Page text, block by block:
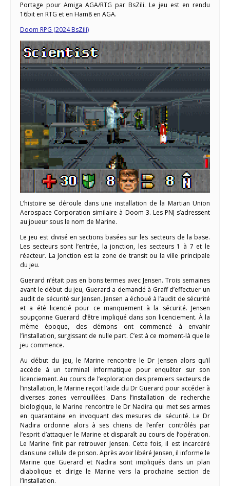
Portage pour Amiga AGA/RTG par BsZili. Le jeu est en rendu
16bit en RTG et en Ham8 en AGA.
Doom RPG (2024 BsZili)
L’histoire se déroule dans une installation de la Martian Union
Aerospace Corporation similaire à Doom 3. Les PNJ s’adressent
au joueur sous le nom de Marine.
Le jeu est divisé en sections basées sur les secteurs de la base.
Les secteurs sont l’entrée, la jonction, les secteurs 1 à 7 et le
réacteur. La Jonction est la zone de transit ou la ville principale
du jeu.
Guerard n’était pas en bons termes avec Jensen. Trois semaines
avant le début du jeu, Guerard a demandé à Graff d’effectuer un
audit de sécurité sur Jensen. Jensen a échoué à l’audit de sécurité
et a été licencié pour ce manquement à la sécurité. Jensen
soupçonne Guerard d’être impliqué dans son licenciement. À la
même époque, des démons ont commencé à envahir
l’installation, surgissant de nulle part. C’est à ce moment-là que le
jeu commence.
Au début du jeu, le Marine rencontre le Dr Jensen alors qu’il
accède à un terminal informatique pour enquêter sur son
licenciement. Au cours de l’exploration des premiers secteurs de
l’installation, le Marine reçoit l’aide du Dr Guerard pour accéder à
diverses zones verrouillées. Dans l’installation de recherche
biologique, le Marine rencontre le Dr Nadira qui met ses armes
en quarantaine en invoquant des mesures de sécurité. Le Dr
Nadira ordonne alors à ses chiens de l’enfer contrôlés par
l’esprit d’attaquer le Marine et disparaît au cours de l’opération.
Le Marine finit par retrouver Jensen. Cette fois, il est incarcéré
dans une cellule de prison. Après avoir libéré Jensen, il informe le
Marine que Guerard et Nadira sont impliqués dans un plan
diabolique et dirige le Marine vers la prochaine section de
l’installation.